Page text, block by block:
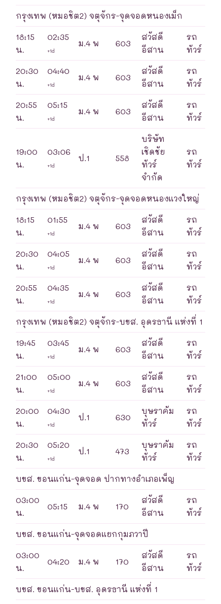
กรุงเทพ (หมอชิต2) จตุจักร-จุดจอดหนองเม็ก
18:15
น.
02:35
+1d
ม.4 พ 603
สวัสดี
อีสาน
รถ
ทัวร์
20:30
น.
04:40
+1d
ม.4 พ 603
สวัสดี
อีสาน
รถ
ทัวร์
20:55
น.
05:15
+1d
ม.4 พ 603
สวัสดี
อีสาน
รถ
ทัวร์
19:00
น.
03:06
+1d
ป.1 558
บริษัท
เชิดชัย
ทัวร์
จำกัด
รถ
ทัวร์
กรุงเทพ (หมอชิต2) จตุจักร-จุดจอดหนองแวงใหญ่
18:15
น.
01:55
+1d
ม.4 พ 603
สวัสดี
อีสาน
รถ
ทัวร์
20:30
น.
04:05
+1d
ม.4 พ 603
สวัสดี
อีสาน
รถ
ทัวร์
20:55
น.
04:35
+1d
ม.4 พ 603
สวัสดี
อีสาน
รถ
ทัวร์
กรุงเทพ (หมอชิต2) จตุจักร-บขส. อุดรธานี แห่งที่ 1
19:45
น.
03:45
+1d
ม.4 พ 603
สวัสดี
อีสาน
รถ
ทัวร์
21:00
น.
05:00
+1d
ม.4 พ 603
สวัสดี
อีสาน
รถ
ทัวร์
20:00
น.
04:30
+1d
ป.1 630
บุษราคัม
ทัวร์
รถ
ทัวร์
20:30
น.
05:20
+1d
ป.1 473
บุษราคัม
ทัวร์
รถ
ทัวร์
บขส. ขอนแก่น-จุดจอด ปากทางอำเภอเพ็ญ
03:00
น.
05:15 ม.4 พ 170
สวัสดี
อีสาน
รถ
ทัวร์
บขส. ขอนแก่น-จุดจอดแยกกุมภวาปี
03:00
น.
04:20 ม.4 พ 170
สวัสดี
อีสาน
รถ
ทัวร์
บขส. ขอนแก่น-บขส. อุดรธานี แห่งที่ 1